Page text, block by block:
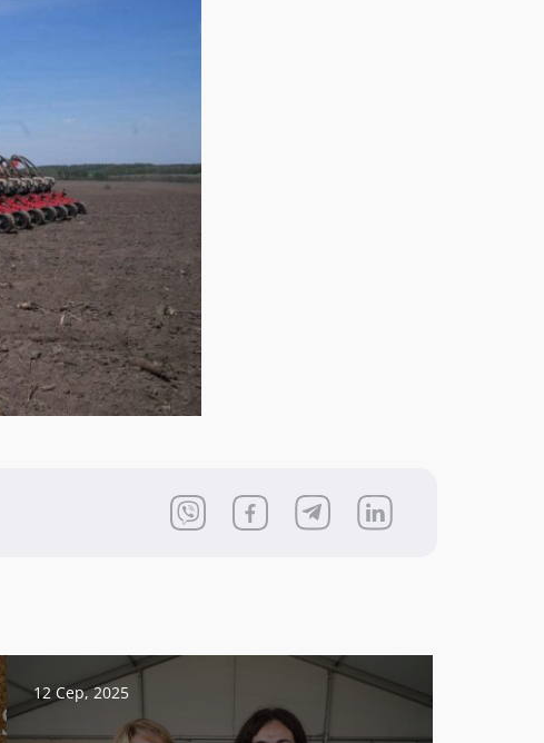
12 Сер, 2025